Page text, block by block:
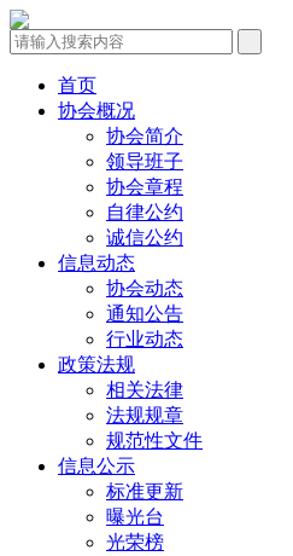
首页
协会概况
协会简介
领导班子
协会章程
自律公约
诚信公约
信息动态
协会动态
通知公告
行业动态
政策法规
相关法律
法规规章
规范性文件
信息公示
标准更新
曝光台
光荣榜